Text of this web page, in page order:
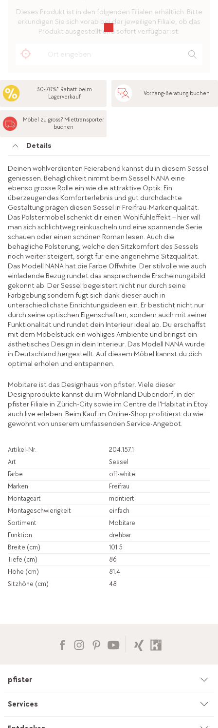
Dieses Produkt ist in den folgenden Filialen erhältlich. Bitte
erkundigen Sie sich vorab bei der jeweiligen Filiale, ob das
Produkt ausgestellt und sofort verfügbar ist.
30-70%* Rabatt beim
Lagerverkauf
Vorhang-Beratung buchen
Möbel zu gross? Miettransporter
buchen
Details
Deinen wohlverdienten Feierabend kannst du in diesem Sessel
geniessen. Behaglichkeit nimmt beim Sessel NANA eine
ebenso grosse Rolle ein wie die attraktive Optik. Ein
überzeugendes Komforterlebnis und gut durchdachte
Gestaltung prägen diesen Sessel in Freifrau-Markenqualität.
Das Polstermöbel schenkt dir einen Wohlfühleffekt – hier will
man sich schlichtweg reinkuscheln und eine spannende Serie
schauen oder einen schönen Roman lesen. Auch die
behagliche Polsterung, welche den Sitzkomfort des Sessels
noch weiter steigert, sorgt für eine angenehme Sitzqualität.
Das Modell NANA hat die Farbe Offwhite. Der stilvolle wie auch
einladende Bezug rundet das ansprechende Erscheinungsbild
gekonnt ab. Der Sessel begeistert nicht nur durch seine
Farbgebung sondern fügt sich dank dieser auch in
unterschiedlichste Einrichtungsideen ein. Er besticht nicht nur
durch seine optischen Eigenschaften, sondern auch mit seiner
Funktionalität und rundet dein Interieur ideal ab. Du erschaffst
mit dem Möbelstück ein wohliges Ambiente und bringst ein
ästhetisches Design in dein Interieur. Das Modell NANA wurde
in Deutschland hergestellt. Auf diesem Möbel kannst du dich
optimal erholen und entspannen.
Mobitare ist das Designhaus von pfister. Viele dieser
Designprodukte kannst du im Wohnland Dübendorf, in der
pfister Filiale in Zürich-City sowie im Centre de l'Habitat in Etoy
auch live erleben. Beim Kauf im Online-Shop profitierst du wie
gewohnt von unserem umfassenden Service-Angebot.
Artikel-Nr.
204.157.1
Art
Sessel
Farbe
off-white
Marken
Freifrau
Montageart
montiert
Montageschwierigkeit
einfach
Sortiment
Mobitare
Funktion
drehbar
Breite (cm)
101.5
Tiefe (cm)
86
Höhe (cm)
81.4
Sitzhöhe (cm)
48
pfister
Unternehmen
Services
Beratung